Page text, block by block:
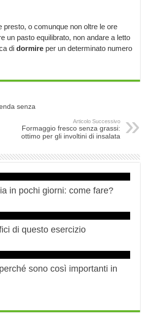
presto, o comunque non oltre le ore
un pasto equilibrato, non andare a letto
didormire per un determinato numero
senza
Articolo Successivo
Formaggio fresco senza grassi:
ottimo per gli involtini di insalata
in pochi giorni: come fare?
di questo esercizio
sono così importanti in